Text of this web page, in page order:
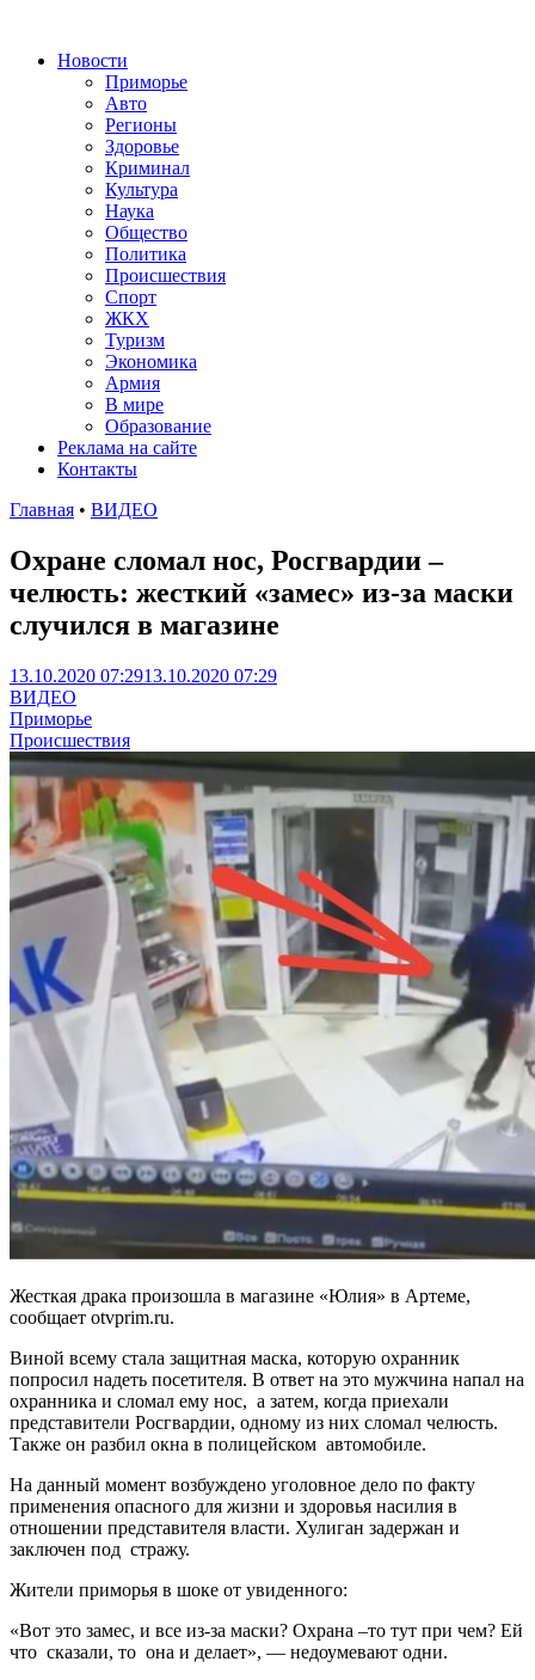
Новости
Приморье
Авто
Регионы
Здоровье
Криминал
Культура
Наука
Общество
Политика
Происшествия
Спорт
ЖКХ
Туризм
Экономика
Армия
В мире
Образование
Реклама на сайте
Контакты
Главная • ВИДЕО
Охране сломал нос, Росгвардии –
челюсть: жесткий «замес» из-за маски
случился в магазине
13.10.2020 07:2913.10.2020 07:29
ВИДЕО
Приморье
Происшествия
Жесткая драка произошла в магазине «Юлия» в Артеме,
сообщает otvprim.ru.
Виной всему стала защитная маска, которую охранник
попросил надеть посетителя. В ответ на это мужчина напал на
охранника и сломал ему нос, а затем, когда приехали
представители Росгвардии, одному из них сломал челюсть.
Также он разбил окна в полицейском автомобиле.
На данный момент возбуждено уголовное дело по факту
применения опасного для жизни и здоровья насилия в
отношении представителя власти. Хулиган задержан и
заключен под стражу.
Жители приморья в шоке от увиденного:
«Вот это замес, и все из-за маски? Охрана –то тут при чем? Ей
что сказали, то она и делает», — недоумевают одни.